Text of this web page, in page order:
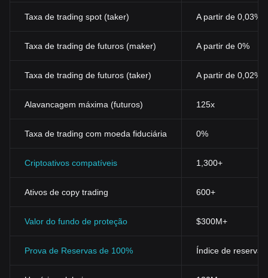
Taxa de trading spot (taker) A partir de 0,03%
Taxa de trading de futuros (maker) A partir de 0%
Taxa de trading de futuros (taker) A partir de 0,02%
Alavancagem máxima (futuros) 125x
Taxa de trading com moeda fiduciária 0%
Criptoativos compatíveis 1,300+
Ativos de copy trading 600+
Valor do fundo de proteção $300M+
Prova de Reservas de 100% Índice de